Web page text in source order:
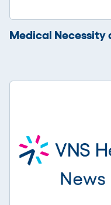
Medical Necessity